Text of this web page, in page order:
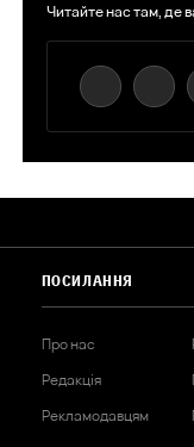
Читайте нас там, де
ПОСИЛАННЯ
Про нас
Редакція
Рекламодавцям